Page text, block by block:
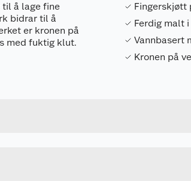
å lage fine
bidrar til å
er kronen på
med fuktig klut.
Fingerskjøtt
Ferdig malt
Vannbasert
Kronen på